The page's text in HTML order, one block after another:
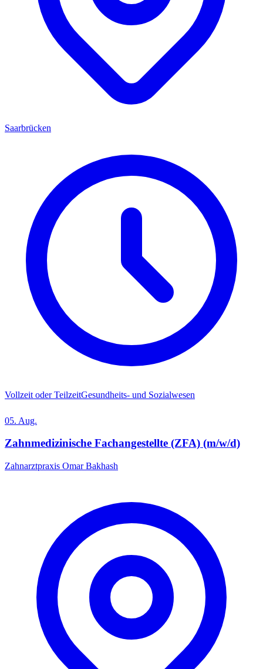
Saarbrücken
Vollzeit oder TeilzeitGesundheits- und Sozialwesen
05. Aug.
Zahnmedizinische Fachangestellte (ZFA) (m/w/d)
Zahnarztpraxis Omar Bakhash